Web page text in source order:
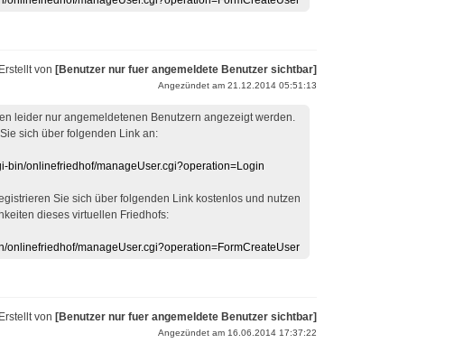
Erstellt von [Benutzer nur fuer angemeldete Benutzer sichtbar]
Angezündet am 21.12.2014 05:51:13
leider nur angemeldetenen Benutzern angezeigt werden.
sich über folgenden Link an:
bin/onlinefriedhof/manageUser.cgi?operation=Login
Sie sich über folgenden Link kostenlos und nutzen
dieses virtuellen Friedhofs:
onlinefriedhof/manageUser.cgi?operation=FormCreateUser
Erstellt von [Benutzer nur fuer angemeldete Benutzer sichtbar]
Angezündet am 16.06.2014 17:37:22